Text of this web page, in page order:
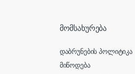
მომსახურება
დაბრუნების პოლიტიკა
მიწოდება